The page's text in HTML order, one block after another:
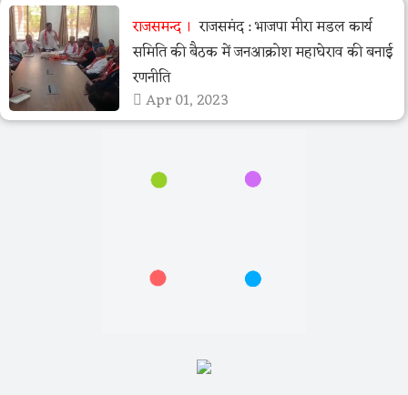
राजसमन्द
राजसमंद : भाजपा मीरा मडल कार्य
समिति की बैठक में जनआक्रोश महाघेराव की बनाई
रणनीति
Apr 01, 2023